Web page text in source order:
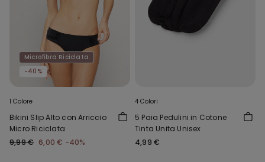
Microfibra Riciclata
-40%
1 Colore
Bikini Slip Alto con Arriccio
Micro Riciclata
9,99 € 6,00 € -40%
4 Colori
5 Paia Pedulini in Cotone
Tinta Unita Unisex
4,99 €